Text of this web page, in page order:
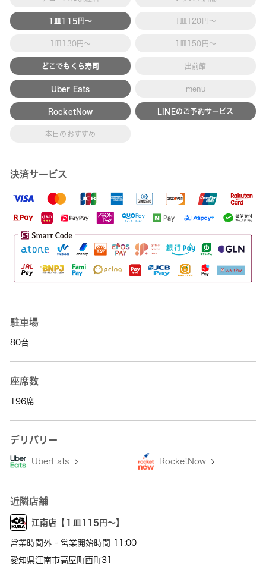
1皿115円～ 1皿120円～
1皿130円～ 1皿150円～
どこでもくら寿司 出前館
Uber Eats menu
RocketNow LINEのご予約サービス
本日のおすすめ
決済サービス
駐車場
80台
座席数
196席
デリバリー
UberEats RocketNow
近隣店舗
江南店【１皿115円～】
営業時間外 - 営業開始時間 11:00
愛知県江南市高屋町西町31